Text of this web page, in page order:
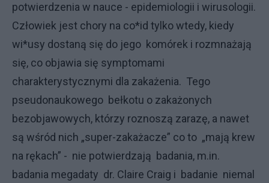
potwierdzenia w nauce - epidemiologii i wirusologii.
Człowiek jest chory na co*id tylko wtedy, kiedy
wi*usy dostaną się do jego komórek i rozmnażają
się, co objawia się symptomami
charakterystycznymi dla zakażenia. Tego
pseudonaukowego bełkotu o zakażonych
bezobjawowych, którzy roznoszą zarazę, a nawet
są wśród nich „super-zakażacze” co to „mają krew
na rękach” - nie potwierdzają badania, m.in.
badania megadaty dr. Claire Craig i badanie niemal